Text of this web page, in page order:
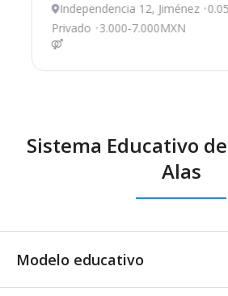
Independencia 12, Jiménez
Privado 3.000-7.000MXN
Sistema Educativo
Alas
Modelo educativo